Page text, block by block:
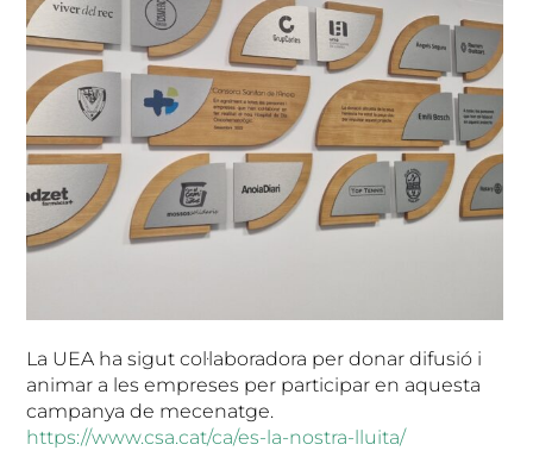
La UEA ha sigut col·laboradora per donar difusió i
animar a les empreses per participar en aquesta
campanya de mecenatge.
https://www.csa.cat/ca/es-la-nostra-lluita/